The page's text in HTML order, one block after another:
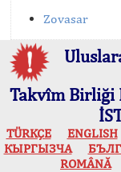
Zovasar
Takvîm Birliği
TÜRKÇE ENGLISH
КЫPГЫЗЧA
ROMÂNĂ